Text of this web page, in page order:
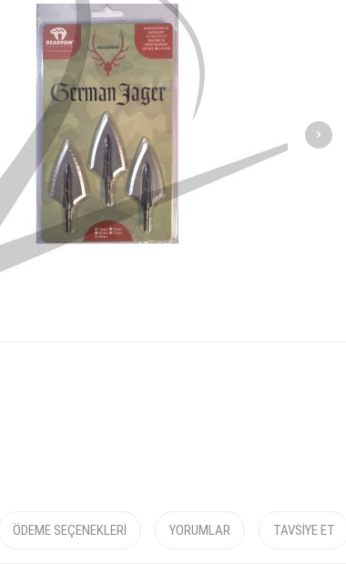
ÖDEME SEÇENEKLERI YORUMLAR TAVSIYE ET